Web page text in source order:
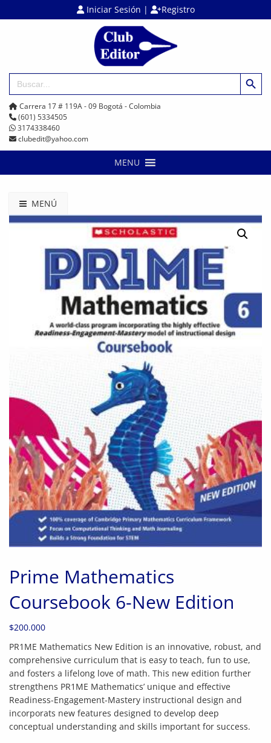
Iniciar Sesión | Registro
Buscar: Botón de
Carrera 17 # 119A - 09 Bogotá - Colombia
(601) 5334505
3174338460
clubedit@yahoo.com
MENU
MENÚ
Prime Mathematics
Coursebook 6-New Edition
$200.000
PR1ME Mathematics New Edition is an innovative, robust, and
comprehensive curriculum that is easy to teach, fun to use,
and fosters a lifelong love of math. This new edition further
strengthens PR1ME Mathematics’ unique and effective
Readiness-Engagement-Mastery instructional design and
incorporats new features designed to develop deep
conceptual understanding and skills important for success.